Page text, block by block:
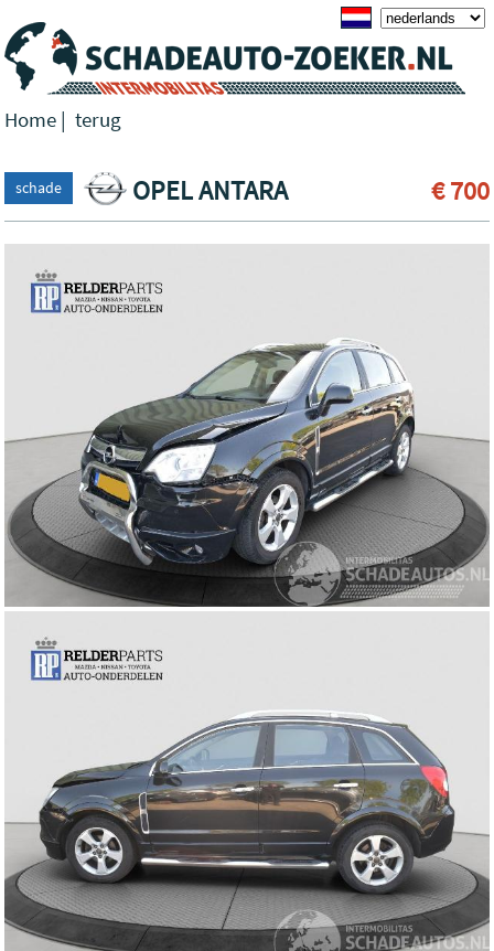
Home |terug
schade OPEL ANTARA € 700